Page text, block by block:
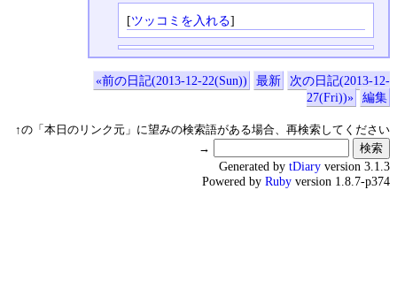
[ツッコミを入れる]
«前の日記(2013-12-22(Sun)) 最新
次の日記(2013-12-
27(Fri))»
編集
↑の「本日のリンク元」に望みの検索語がある場合、再検索してください
→
Generated by tDiary version 3.1.3
Powered by Ruby version 1.8.7-p374